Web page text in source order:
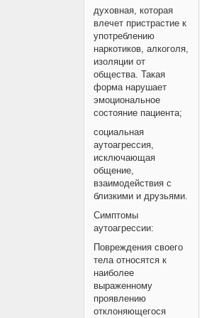
духовная, которая
влечет пристрастие к
употреблению
наркотиков, алкоголя,
изоляции от
общества. Такая
форма нарушает
эмоциональное
состояние пациента;
социальная
аутоагрессия,
исключающая
общение,
взаимодействия с
близкими и друзьями.
Симптомы
аутоагрессии:
Повреждения своего
тела относятся к
наиболее
выраженному
проявлению
отклоняющегося